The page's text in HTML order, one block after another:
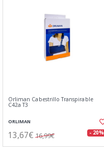
Orliman Cabestrillo Transpirable
C42a T3
ORLIMAN
13,67€ 16,99€ - 20%